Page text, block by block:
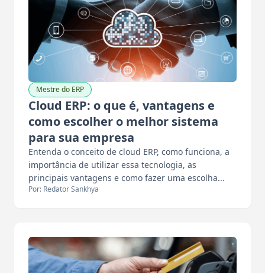
Mestre do ERP
Cloud ERP: o que é, vantagens e
como escolher o melhor sistema
para sua empresa
Entenda o conceito de cloud ERP, como funciona, a
importância de utilizar essa tecnologia, as
principais vantagens e como fazer uma escolha...
Por: Redator Sankhya